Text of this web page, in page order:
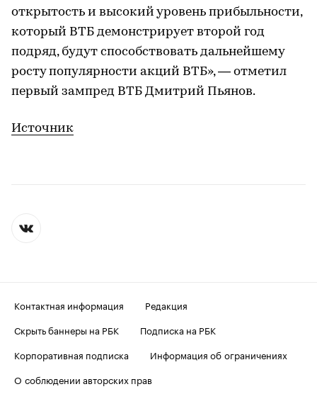
открытость и высокий уровень прибыльности,
который ВТБ демонстрирует второй год
подряд, будут способствовать дальнейшему
росту популярности акций ВТБ», — отметил
первый зампред ВТБ Дмитрий Пьянов.
Источник
Контактная информация
Редакция
Скрыть баннеры на РБК
Подписка на РБК
Корпоративная подписка
Информация об ограничениях
О соблюдении авторских прав